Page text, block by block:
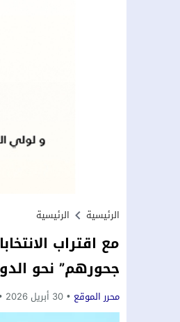
الرئيسية الرئيسية
مع اقتراب
جحورهم” نحو
محرر الموقع 30 أبريل 2026